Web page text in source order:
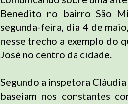
Benedito no bairro São
segunda-feira, dia 4 de
nesse trecho a exemplo do
José no centro da cidade.
Segundo a inspetora
baseiam nos constantes